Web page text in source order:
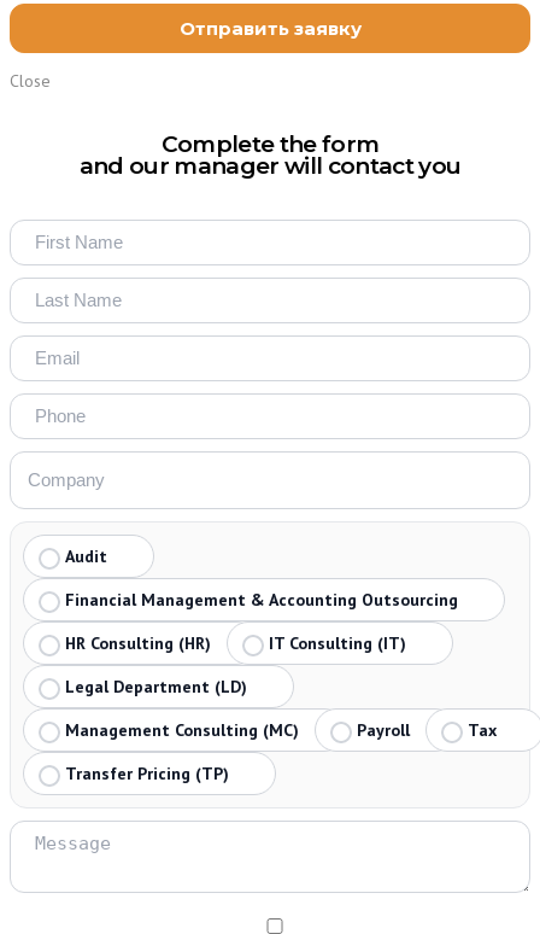
Close
Complete the form
and our manager will contact you
Audit
Financial Management & Accounting Outsourcing
HR Consulting (HR)
IT Consulting (IT)
Legal Department (LD)
Management Consulting (MC)
Payroll
Tax
Transfer Pricing (TP)